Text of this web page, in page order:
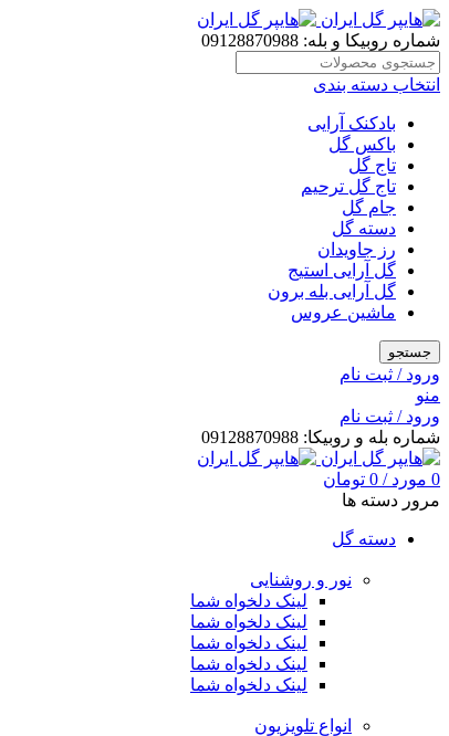
شماره روبیکا و بله: 09128870988
انتخاب دسته بندی
بادکنک آرایی
باکس گل
تاج گل
تاج گل ترحیم
جام گل
دسته گل
رز جاویدان
گل آرایی استیج
گل آرایی بله برون
ماشین عروس
جستجو
ورود / ثبت نام
منو
ورود / ثبت نام
شماره بله و روبیکا: 09128870988
0 مورد /
0 تومان
مرور دسته ها
دسته گل
نور و روشنایی
لینک دلخواه شما
لینک دلخواه شما
لینک دلخواه شما
لینک دلخواه شما
لینک دلخواه شما
انواع تلویزیون